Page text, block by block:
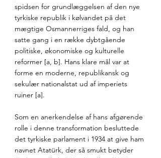
spidsen for grundlæggelsen af den nye
tyrkiske republik i kølvandet på det
mægtige Osmannerriges fald, og han
satte gang i en række dybtgående
politiske, økonomiske og kulturelle
reformer [a, b]. Hans klare mål var at
forme en moderne, republikansk og
sekulær nationalstat ud af imperiets
ruiner [a].
Som en anerkendelse af hans afgørende
rolle i denne transformation besluttede
det tyrkiske parlament i 1934 at give ham
navnet Atatürk, der så smukt betyder